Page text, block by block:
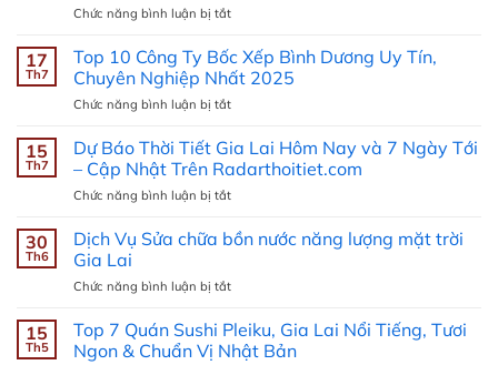
Chức năng bình luận bị tắtở
5
dịch
vụ
vận
hàng
đi
nhanh
tại
17
Th7
Top 10 Công Ty Bốc Xếp Bình Dương Uy Tín,
Chuyên Nghiệp Nhất 2025
Chức năng bình luận bị tắtở
10
Công
Ty
Bốc
Bình
Tín,
Nghiệp
Nhất
15
Th7
Dự Báo Thời Tiết Gia Lai Hôm Nay và 7 Ngày Tới
– Cập Nhật Trên Radarthoitiet.com
Chức năng bình luận bị tắtở
Báo
Thời
Gia
Hôm
Nay
30
Th6
Dịch Vụ Sửa chữa bồn nước năng lượng mặt trời
Gia Lai
Chức năng bình luận bị tắtở
Vụ
Sửa
chữa
15
Th5
Top 7 Quán Sushi Pleiku, Gia Lai Nổi Tiếng, Tươi
Ngon & Chuẩn Vị Nhật Bản